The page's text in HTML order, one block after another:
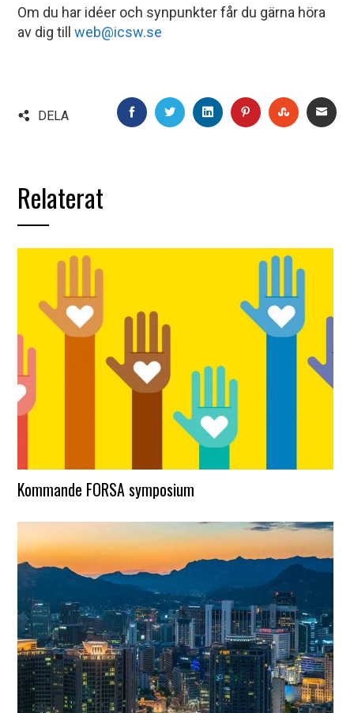
Om du har idéer och synpunkter får du gärna höra
av dig tillweb@icsw.se
DELA FACEBOOKTWITTERLINKEDINPINTEREST
Relaterat
Kommande FORSA symposium